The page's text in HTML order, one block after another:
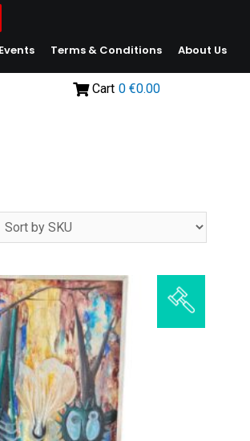
Events Terms & Conditions About Us
Cart 0 €0.00